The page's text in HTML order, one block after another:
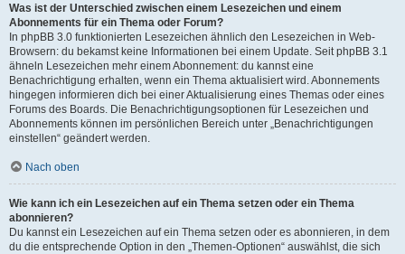
Was ist der Unterschied zwischen einem Lesezeichen und einem
Abonnements für ein Thema oder Forum?
In phpBB 3.0 funktionierten Lesezeichen ähnlich den Lesezeichen in Web-
Browsern: du bekamst keine Informationen bei einem Update. Seit phpBB 3.1
ähneln Lesezeichen mehr einem Abonnement: du kannst eine
Benachrichtigung erhalten, wenn ein Thema aktualisiert wird. Abonnements
hingegen informieren dich bei einer Aktualisierung eines Themas oder eines
Forums des Boards. Die Benachrichtigungsoptionen für Lesezeichen und
Abonnements können im persönlichen Bereich unter „Benachrichtigungen
einstellen“ geändert werden.
Nach oben
Wie kann ich ein Lesezeichen auf ein Thema setzen oder ein Thema
abonnieren?
Du kannst ein Lesezeichen auf ein Thema setzen oder es abonnieren, in dem
du die entsprechende Option in den „Themen-Optionen“ auswählst, die sich